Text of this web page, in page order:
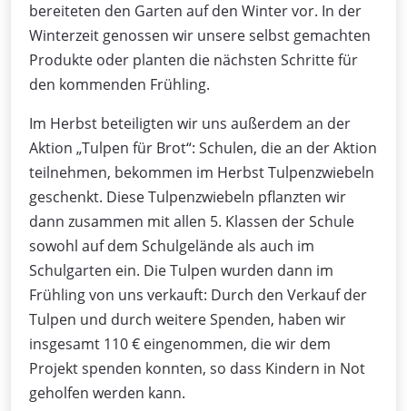
bereiteten den Garten auf den Winter vor. In der
Winterzeit genossen wir unsere selbst gemachten
Produkte oder planten die nächsten Schritte für
den kommenden Frühling.
Im Herbst beteiligten wir uns außerdem an der
Aktion „Tulpen für Brot“: Schulen, die an der Aktion
teilnehmen, bekommen im Herbst Tulpenzwiebeln
geschenkt. Diese Tulpenzwiebeln pflanzten wir
dann zusammen mit allen 5. Klassen der Schule
sowohl auf dem Schulgelände als auch im
Schulgarten ein. Die Tulpen wurden dann im
Frühling von uns verkauft: Durch den Verkauf der
Tulpen und durch weitere Spenden, haben wir
insgesamt 110 € eingenommen, die wir dem
Projekt spenden konnten, so dass Kindern in Not
geholfen werden kann.